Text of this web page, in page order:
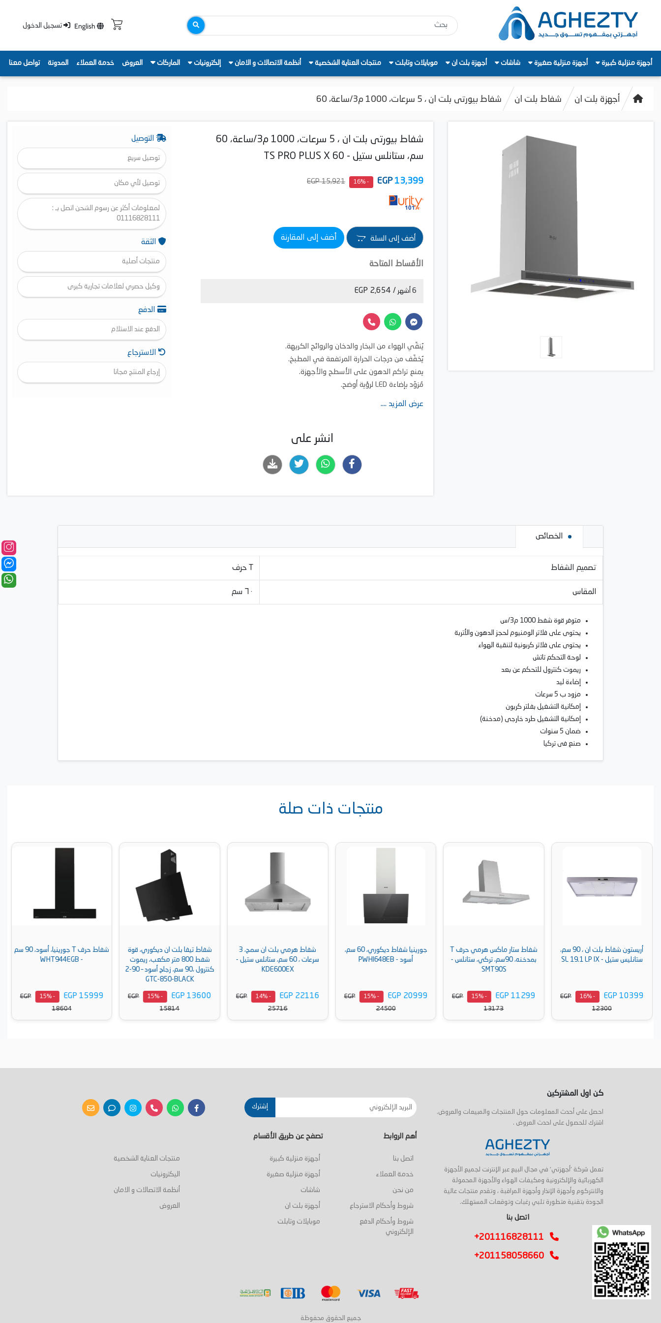
English تسجيل الدخول
أجهزة منزلية كبيرة أجهزة منزلية صغيرة شاشات أجهزة بلت ان موبايلات وتابلت منتجات العناية الشخصية أنظمة الاتصالات و الامان إلكترونيات الماركات العروض خدمة العملاء المدونة تواصل معنا
أجهزة بلت ان شفاط بلت ان شفاط بيورتى بلت ان ، 5 سرعات، 1000 م3/ساعة، 60
شفاط بيورتى بلت ان ، 5 سرعات، 1000 م3/ساعة، 60
سم، ستانلس ستيل - TS PRO PLUS X 60
13,399
EGP
- 16%
15,921 EGP
أضف إلى السلة أضف إلى المقارنة
الأقساط المتاحة
6 أشهر / 2,654 EGP
يُنقّي الهواء من البخار والدخان والروائح الكريهة.
يُخفّف من درجات الحرارة المرتفعة في المطبخ.
يمنع تراكم الدهون على الأسطح والأجهزة.
مُزوّد ​​بإضاءة LED لرؤية أوضح.
(التركيب - الصيانة - قطع الغيار الدائمة والملحقات البسيطة)
عرض المزيد ....
انشر على
التوصيل
توصيل سريع
توصيل لأي مكان
لمعلومات أكثر عن رسوم الشحن اتصل بـ :
01116828111
الثقة
منتجات أصلية
وكيل حصري لعلامات تجارية كبرى
الدفع
الدفع عند الاستلام
الاسترجاع
إرجاع المنتج مجانا
الخصائص
تصميم الشفاط حرف T
المقاس ٦٠ سم
متوفر قوة شفط 1000 م3/س
يحتوى على فلاتر الومنيوم لحجز الدهون والأتربة
يحتوى على فلاتر كربونية لتنقية الهواء
ﻟﻮﺣﺔ ﺍﻟﺘﺤﻜﻢ تاتش
ريموت كنترول للتحكم عن بعد
إضاءة ليد
ﻣﺰﻭﺩ ب 5 سرعات
ﺇﻣﻜﺎﻧﻴﺔ ﺍﻟﺘﺸﻐﻴﻞ ﺑﻔﻠﺘﺮ ﻛﺮﺑﻮﻥ
ﺇﻣﻜﺎﻧﻴﺔ ﺍﻟﺘﺸﻐﻴﻞ ﻃﺮﺩ ﺧﺎﺭﺟﻰ (ﻣﺪﺧﻨﺔ)
ضمان 5 سنوات
ﺻﻨﻊ ﻓﻰ ﺗﺮﻛﻴﺎ
منتجات ذات صلة
بمدخنه، 90سم، تركي، ستانلس -
EGP 11299
- 15%
13173
أسود - PWHI648EB
EGP 20999
- 15%
24500
سرعات ، 60 سم، ستانلس ستيل -
EGP 22116
- 14%
25716
شفاط تيفا بلت ان ديكوري، قوة
شفط 800 متر مكعب، ريموت
EGP 13600
- 15%
15814
شفاط حرف T جورينيا، أسود، 90 سم
- WHT944EGB
EGP 15999
- 15%
18604
شفاط تيفا بلت ان حرف T، قوة
شفط 850 متر مكعب، ريموت
EGP 11990
- 15%
13942
كن اول المشتركين
احصل على أحدث المعلومات حول المنتجات والمبيعات والعروض.
اشترك للحصول على احدث العروض .
إشترك
تعمل شركة 'أجهزتي' في مجال البيع عبر الإنترنت لجميع الأجهزة
الكهربائية والإلكترونية ومكيفات الهواء والأجهزة المحمولة
والانتركوم وأجهزة الإنذار وأجهزة المراقبة ، وتقدم منتجات عالية
الجودة بتقنية متطورة تلبي رغبات وتوقعات المستهلك.
اتصل بنا
+201116828111
+201158058660
أهم الروابط
اتصل بنا
خدمة العملاء
من نحن
شروط وأحكام الاسترجاع
شروط وأحكام الدفع
الإلكتروني
تصفح عن طريق الأقسام
أجهزة منزلية كبيرة
أجهزة منزلية صغيرة
شاشات
أجهزة بلت ان
موبايلات وتابلت
منتجات العناية الشخصية
اليكترونيات
أنظمة الاتصالات و الامان
العروض
جميع الحقوق محفوظة